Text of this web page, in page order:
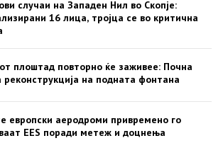
случаи на Западен Нил во Скопје:
16 лица, тројца се во критична
плоштад повторно ќе заживее: Почна
реконструкција на подната фонтана
европски аеродроми привремено го
EES поради метеж и доцнења